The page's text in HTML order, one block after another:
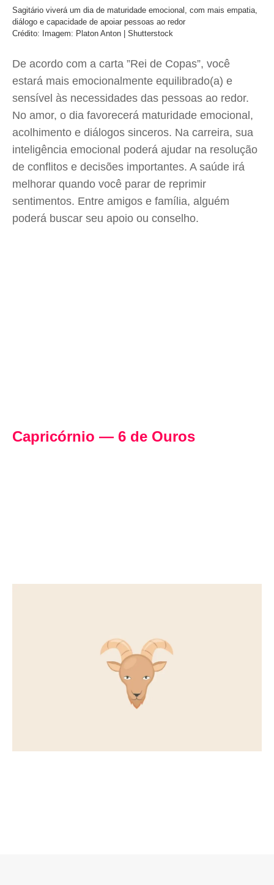
Sagitário viverá um dia de maturidade emocional, com mais empatia,
diálogo e capacidade de apoiar pessoas ao redor
Crédito: Imagem: Platon Anton | Shutterstock
De acordo com a carta ”Rei de Copas”, você
estará mais emocionalmente equilibrado(a) e
sensível às necessidades das pessoas ao redor.
No amor, o dia favorecerá maturidade emocional,
acolhimento e diálogos sinceros. Na carreira, sua
inteligência emocional poderá ajudar na resolução
de conflitos e decisões importantes. A saúde irá
melhorar quando você parar de reprimir
sentimentos. Entre amigos e família, alguém
poderá buscar seu apoio ou conselho.
Capricórnio — 6 de Ouros